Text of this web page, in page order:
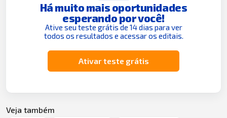
Há muito mais oportunidades
esperando por você!
Ative seu teste grátis de 14 dias para ver
todos os resultados e acessar os editais.
Ativar teste grátis
Veja também